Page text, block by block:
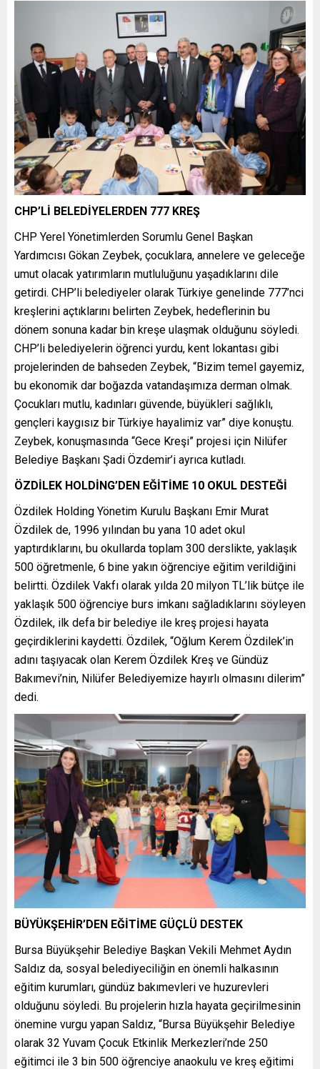
CHP’Lİ BELEDİYELERDEN 777 KREŞ
CHP Yerel Yönetimlerden Sorumlu Genel Başkan
Yardımcısı Gökan Zeybek, çocuklara, annelere ve geleceğe
umut olacak yatırımların mutluluğunu yaşadıklarını dile
getirdi. CHP’li belediyeler olarak Türkiye genelinde 777’nci
kreşlerini açtıklarını belirten Zeybek, hedeflerinin bu
dönem sonuna kadar bin kreşe ulaşmak olduğunu söyledi.
CHP’li belediyelerin öğrenci yurdu, kent lokantası gibi
projelerinden de bahseden Zeybek, “Bizim temel gayemiz,
bu ekonomik dar boğazda vatandaşımıza derman olmak.
Çocukları mutlu, kadınları güvende, büyükleri sağlıklı,
gençleri kaygısız bir Türkiye hayalimiz var” diye konuştu.
Zeybek, konuşmasında “Gece Kreşi” projesi için Nilüfer
Belediye Başkanı Şadi Özdemir’i ayrıca kutladı.
ÖZDİLEK HOLDİNG’DEN EĞİTİME 10 OKUL DESTEĞİ
Özdilek Holding Yönetim Kurulu Başkanı Emir Murat
Özdilek de, 1996 yılından bu yana 10 adet okul
yaptırdıklarını, bu okullarda toplam 300 derslikte, yaklaşık
500 öğretmenle, 6 bine yakın öğrenciye eğitim verildiğini
belirtti. Özdilek Vakfı olarak yılda 20 milyon TL’lik bütçe ile
yaklaşık 500 öğrenciye burs imkanı sağladıklarını söyleyen
Özdilek, ilk defa bir belediye ile kreş projesi hayata
geçirdiklerini kaydetti. Özdilek, “Oğlum Kerem Özdilek’in
adını taşıyacak olan Kerem Özdilek Kreş ve Gündüz
Bakımevi’nin, Nilüfer Belediyemize hayırlı olmasını dilerim”
dedi.
BÜYÜKŞEHİR’DEN EĞİTİME GÜÇLÜ DESTEK
Bursa Büyükşehir Belediye Başkan Vekili Mehmet Aydın
Saldız da, sosyal belediyeciliğin en önemli halkasının
eğitim kurumları, gündüz bakımevleri ve huzurevleri
olduğunu söyledi. Bu projelerin hızla hayata geçirilmesinin
önemine vurgu yapan Saldız, “Bursa Büyükşehir Belediye
olarak 32 Yuvam Çocuk Etkinlik Merkezleri’nde 250
eğitimci ile 3 bin 500 öğrenciye anaokulu ve kreş eğitimi